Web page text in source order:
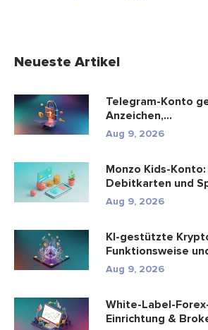
Neueste Artikel
Telegram-Konto
Anzeichen,
Aug 9, 2026
Monzo Kids-
Debitkarten und
Aug 9, 2026
KI-gestützte
Funktionsweise
Aug 9, 2026
White-Label-
Einrichtung &